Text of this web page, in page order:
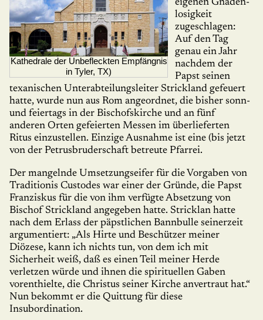
Kathedrale der Unbefleckten Empfängnis
in Tyler, TX)
eigenen Gnaden­
lo­sigkeit
zugeschlagen:
Auf den Tag
genau ein Jahr
nachdem der
Papst seinen
texanischen Un­ter­abteilungsleiter Strickland gefeuert
hatte, wurde nun aus Rom angeordnet, die bisher sonn-
und feiertags in der Bischofskirche und an fünf
anderen Orten gefeierten Messen im über­lie­fer­ten
Ritus einzustellen. Einzige Ausnahme ist eine (bis jetzt
von der Petrusbruderschaft betreute Pfarrei.
Der mangelnde Umsetzungseifer für die Vorgaben von
Traditionis Custodes war einer der Gründe, die Papst
Franziskus für die von ihm verfügte Absetzung von
Bischof Strickland ange­geben hatte. Stricklan hatte
nach dem Erlass der päpstlichen Bannbulle seinerzeit
argu­men­tiert: „Als Hirte und Beschützer meiner
Diözese, kann ich nichts tun, von dem ich mit
Sicherheit weiß, daß es einen Teil meiner Herde
verletzen würde und ihnen die spirituellen Gaben
vorenthielte, die Christus seiner Kirche anvertraut hat.“
Nun bekommt er die Quittung für diese
Insubordination.